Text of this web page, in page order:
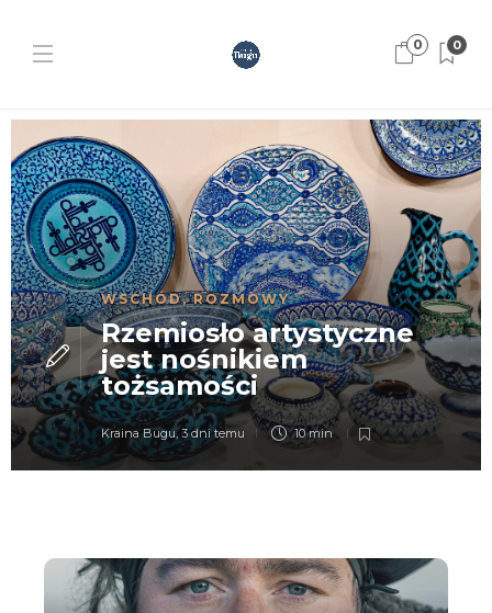
0 0
WSCHÓD,ROZMOWY
Rzemiosło artystyczne
jest nośnikiem
tożsamości
Kraina Bugu,3 dni temu 10 min